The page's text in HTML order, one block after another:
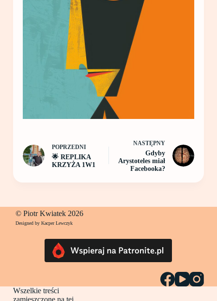
POPRZEDNI
🌟 REPLIKA
KRZYŻA 1W1
NASTĘPNY
Gdyby
Arystoteles miał
Facebooka?
© Piotr Kwiatek 2026
Designed by Kacper Lewczyk
Wszelkie treści
zamieszczone na tej